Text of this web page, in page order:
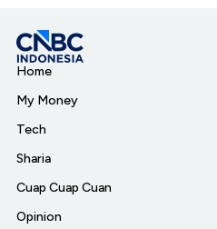
Home
My Money
Tech
Sharia
Cuap Cuap Cuan
Opinion